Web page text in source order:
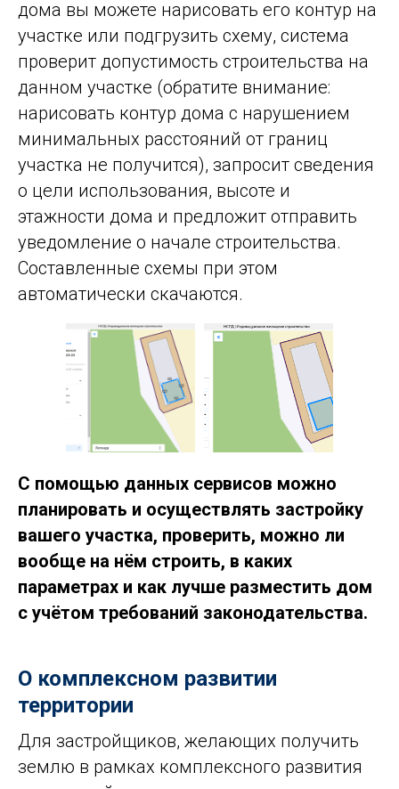
дома вы можете нарисовать его контур на
участке или подгрузить схему, система
проверит допустимость строительства на
данном участке (обратите внимание:
нарисовать контур дома с нарушением
минимальных расстояний от границ
участка не получится), запросит сведения
о цели использования, высоте и
этажности дома и предложит отправить
уведомление о начале строительства.
Составленные схемы при этом
автоматически скачаются.
С помощью данных сервисов можно
планировать и осуществлять застройку
вашего участка, проверить, можно ли
вообще на нём строить, в каких
параметрах и как лучше разместить дом
с учётом требований законодательства.
О комплексном развитии
территории
Для застройщиков, желающих получить
землю в рамках комплексного развития